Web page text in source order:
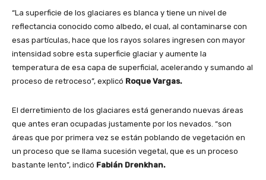
“La superficie de los glaciares es blanca y tiene un nivel de
reflectancia conocido como albedo, el cual, al contaminarse con
esas partículas, hace que los rayos solares ingresen con mayor
intensidad sobre esta superficie glaciar y aumente la
temperatura de esa capa de superficial, acelerando y sumando al
proceso de retroceso”, explicó Roque Vargas.
El derretimiento de los glaciares está generando nuevas áreas
que antes eran ocupadas justamente por los nevados. “son
áreas que por primera vez se están poblando de vegetación en
un proceso que se llama sucesión vegetal, que es un proceso
bastante lento”, indicó Fabián Drenkhan.